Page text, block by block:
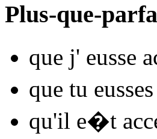
Plus-que-
que j' eusse
que tu
qu'il e�t